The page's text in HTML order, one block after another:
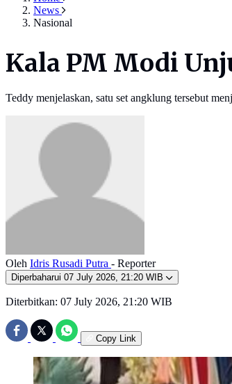
News
Nasional
Kala PM Modi
Teddy menjelaskan, satu set angklung tersebut
Oleh Idris Rusadi Putra - Reporter
Diperbaharui 07 July 2026, 21:20 WIB
Diterbitkan: 07 July 2026, 21:20 WIB
Copy Link